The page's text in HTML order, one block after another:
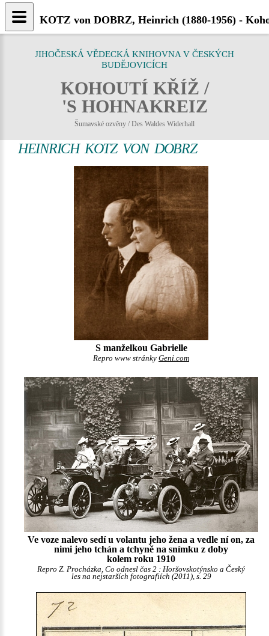
JIHOČESKÁ VĚDECKÁ KNIHOVNA V ČESKÝCH
BUDĚJOVICÍCH
KOHOUTÍ KŘÍŽ /
'S HOHNAKREIZ
Šumavské ozvěny / Des Waldes Widerhall
HEINRICH KOTZ VON DOBRZ
S manželkou Gabrielle
Repro www stránky Geni.com
Ve voze nalevo sedí u volantu jeho žena a vedle ní on, za
nimi jeho tchán a tchyně na snímku z doby
kolem roku 1910
Repro Z. Procházka, Co odnesl čas 2 : Horšovskotýnsko a Český
les na nejstarších fotografiích (2011), s. 29
KOTZ von DOBRZ, Heinrich (1880-1956) -